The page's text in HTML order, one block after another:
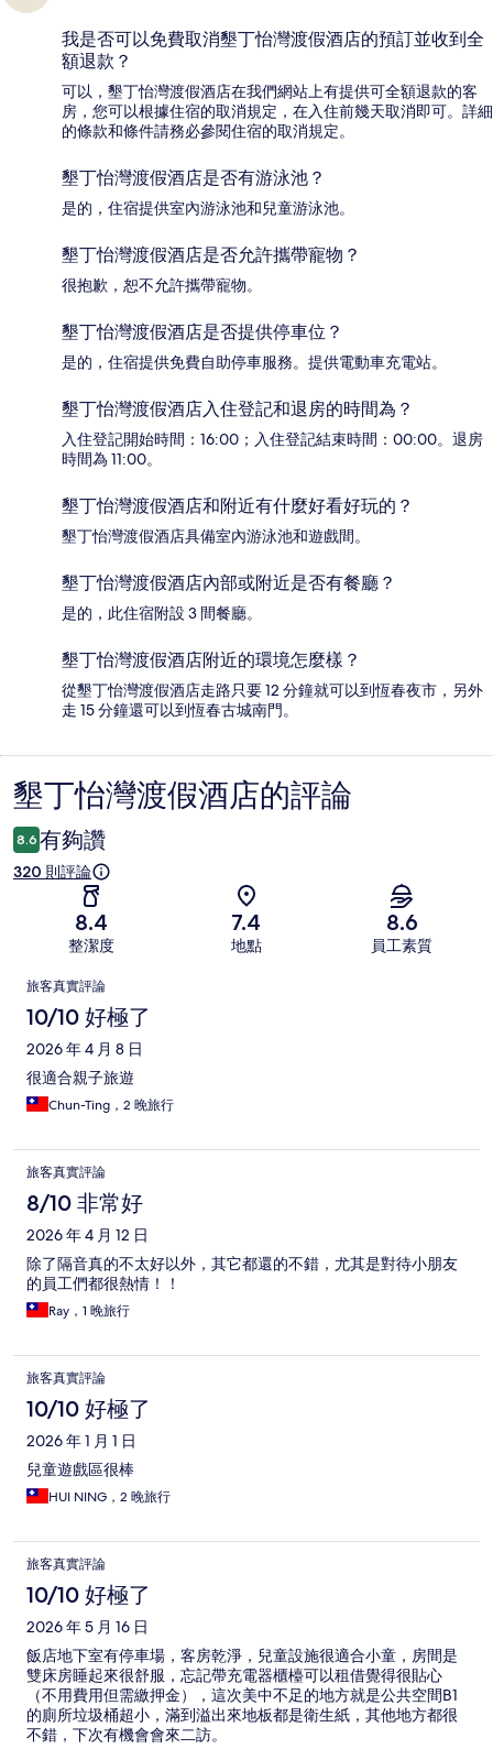
我是否可以免費取消墾丁怡灣渡假酒店的預訂並收到全
額退款？
可以，墾丁怡灣渡假酒店在我們網站上有提供可全額退款的客
房，您可以根據住宿的取消規定，在入住前幾天取消即可。詳細
的條款和條件請務必參閱住宿的取消規定。
墾丁怡灣渡假酒店是否有游泳池？
是的，住宿提供室內游泳池和兒童游泳池。
墾丁怡灣渡假酒店是否允許攜帶寵物？
很抱歉，恕不允許攜帶寵物。
墾丁怡灣渡假酒店是否提供停車位？
是的，住宿提供免費自助停車服務。提供電動車充電站。
墾丁怡灣渡假酒店入住登記和退房的時間為？
入住登記開始時間：16:00；入住登記結束時間：00:00。退房
時間為 11:00。
墾丁怡灣渡假酒店和附近有什麼好看好玩的？
墾丁怡灣渡假酒店具備室內游泳池和遊戲間。
墾丁怡灣渡假酒店內部或附近是否有餐廳？
是的，此住宿附設 3 間餐廳。
墾丁怡灣渡假酒店附近的環境怎麼樣？
從墾丁怡灣渡假酒店走路只要 12 分鐘就可以到恆春夜市，另外
走 15 分鐘還可以到恆春古城南門。
評
論
墾丁怡灣渡假酒店的評論
8.6 有夠讚
320 則評論
8.4
整潔度
7.4
地點
8.6
員工素質
評
論
旅客真實評論
10/10 好極了
2026 年 4 月 8 日
很適合親子旅遊
Chun-Ting，2 晚旅行
旅客真實評論
8/10 非常好
2026 年 4 月 12 日
除了隔音真的不太好以外，其它都還的不錯，尤其是對待小朋友
的員工們都很熱情！！
Ray，1 晚旅行
旅客真實評論
10/10 好極了
2026 年 1 月 1 日
兒童遊戲區很棒
HUI NING，2 晚旅行
旅客真實評論
10/10 好極了
2026 年 5 月 16 日
飯店地下室有停車場，客房乾淨，兒童設施很適合小童，房間是
雙床房睡起來很舒服，忘記帶充電器櫃檯可以租借覺得很貼心
（不用費用但需繳押金），這次美中不足的地方就是公共空間B1
的廁所垃圾桶超小，滿到溢出來地板都是衛生紙，其他地方都很
不錯，下次有機會會來二訪。